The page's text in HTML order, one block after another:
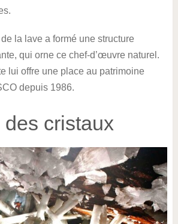
la lave a formé une structure
qui orne ce chef-d’œuvre naturel.
lui offre une place au patrimoine
depuis 1986.
des cristaux